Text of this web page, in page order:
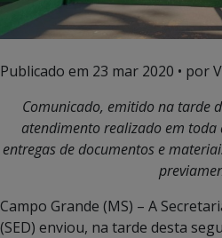
Publicado em 23 mar 2020 • por
Comunicado, emitido na tarde
atendimento realizado em toda
entregas de documentos e
Campo Grande (MS) – A
(SED) enviou, na tarde desta